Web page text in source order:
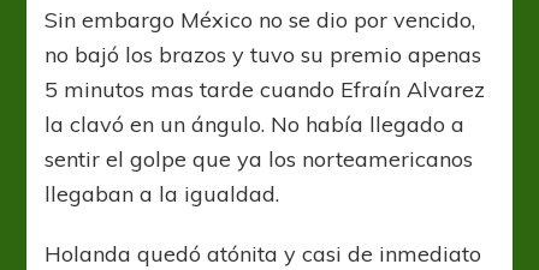
Sin embargo México no se dio por vencido,
no bajó los brazos y tuvo su premio apenas
5 minutos mas tarde cuando Efraín Alvarez
la clavó en un ángulo. No había llegado a
sentir el golpe que ya los norteamericanos
llegaban a la igualdad.
Holanda quedó atónita y casi de inmediato